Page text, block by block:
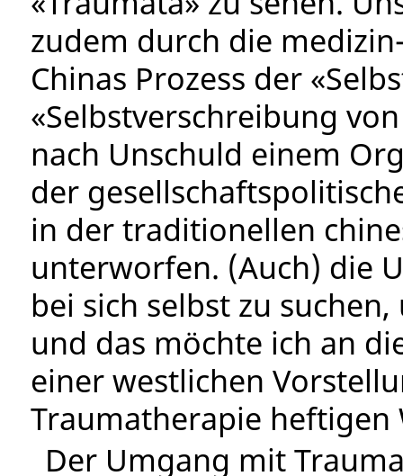
zudem durch die
Chinas Prozess der
«Selbstverschreibung
nach Unschuld einem
der
in der traditionellen
unterworfen. (Auch) die
bei sich selbst zu
und das möchte ich an
einer westlichen
Traumatherapie
Der Umgang mit